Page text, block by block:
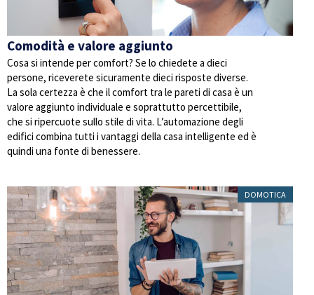
Comodità e valore aggiunto
Cosa si intende per comfort? Se lo chiedete a dieci
persone, riceverete sicuramente dieci risposte diverse.
La sola certezza è che il comfort tra le pareti di casa è un
valore aggiunto individuale e soprattutto percettibile,
che si ripercuote sullo stile di vita. L’automazione degli
edifici combina tutti i vantaggi della casa intelligente ed è
quindi una fonte di benessere.
DOMOTICA